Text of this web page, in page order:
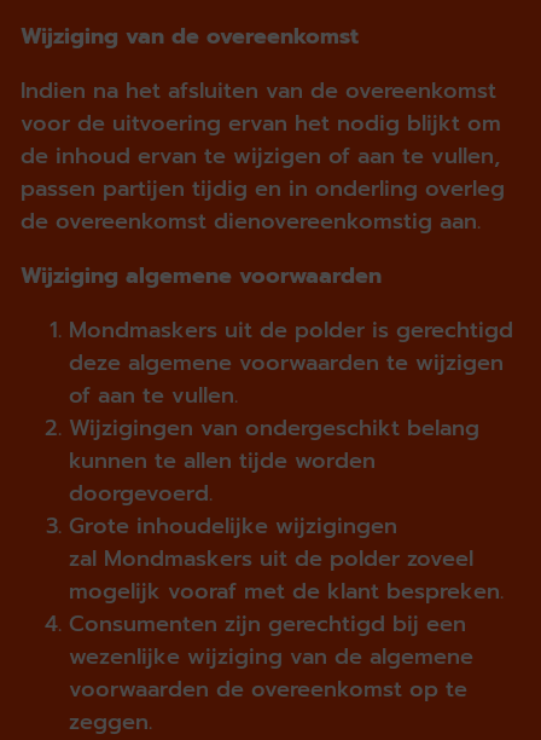
Wijziging van de overeenkomst
Indien na het afsluiten van de overeenkomst
voor de uitvoering ervan het nodig blijkt om
de inhoud ervan te wijzigen of aan te vullen,
passen partijen tijdig en in onderling overleg
de overeenkomst dienovereenkomstig aan.
Wijziging algemene voorwaarden
Mondmaskers uit de polder is gerechtigd
deze algemene voorwaarden te wijzigen
of aan te vullen.
Wijzigingen van ondergeschikt belang
kunnen te allen tijde worden
doorgevoerd.
Grote inhoudelijke wijzigingen
zal Mondmaskers uit de polder zoveel
mogelijk vooraf met de klant bespreken.
Consumenten zijn gerechtigd bij een
wezenlijke wijziging van de algemene
voorwaarden de overeenkomst op te
zeggen.